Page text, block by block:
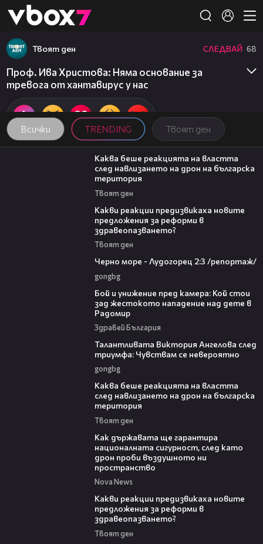
👾
Всички TRENDING Твоят ден
Твоят ден СЛЕДВАЙ 68
Проф. Ива Христова: Няма основание за
тревога от хантавирус у нас
18:32
Каква беше реакцията на властта
след навлизането на дрон на българска
територия
Твоят ден
Какви реакции предизвикаха новите
предложения за реформи в
здравеопазването?
Твоят ден
Черно море - Лудогорец 2:3 /репортаж/
gongbg
Бой и унижение пред камера: Кой стои
зад жестокото нападение над дете в
Радомир
Здравей България
Талантливата Виктория Ангелова след
триумфа: Чувствам се невероятно
gongbg
Каква беше реакцията на властта
след навлизането на дрон на българска
територия
Твоят ден
Как държавата ще гарантира
националната сигурност, след като
дрон проби въздушното ни
пространство
Nova News
Какви реакции предизвикаха новите
предложения за реформи в
здравеопазването?
Твоят ден